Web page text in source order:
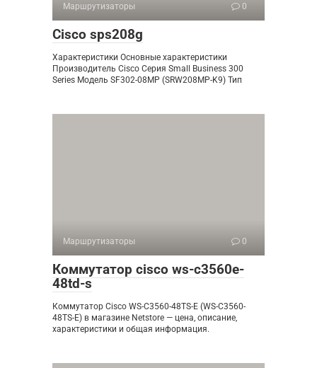
Маршрутизаторы 0
Cisco sps208g
Характеристики Основные характеристики
Производитель Cisco Серия Small Business 300
Series Модель SF302-08MP (SRW208MP-K9) Тип
Маршрутизаторы 0
Коммутатор cisco ws-c3560e-
48td-s
Коммутатор Cisco WS-C3560-48TS-E (WS-C3560-
48TS-E) в магазине Netstore — цена, описание,
характеристики и общая информация.